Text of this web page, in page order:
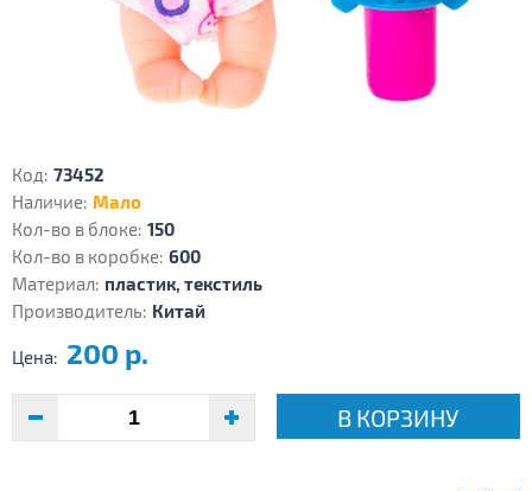
Код: 73452
Наличие: Мало
Кол-во в блоке: 150
Кол-во в коробке: 600
Материал: пластик, текстиль
Производитель: Китай
Цена: 200 р.
В КОРЗИНУ